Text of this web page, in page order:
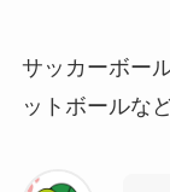
サッカーボー
ットボールな